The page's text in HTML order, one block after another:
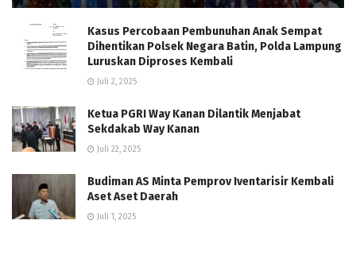
Kasus Percobaan Pembunuhan Anak Sempat
Dihentikan Polsek Negara Batin, Polda Lampung
Luruskan Diproses Kembali
Juli 2, 2025
Ketua PGRI Way Kanan Dilantik Menjabat
Sekdakab Way Kanan
Juli 22, 2025
Budiman AS Minta Pemprov Iventarisir Kembali
Aset Aset Daerah
Juli 1, 2025